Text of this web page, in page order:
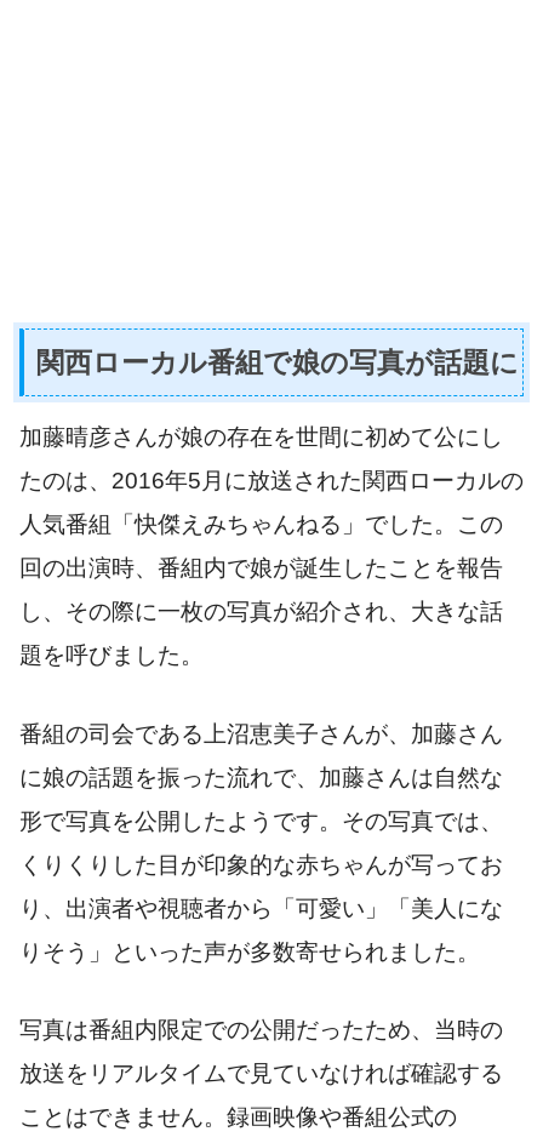
関西ローカル番組で娘の写真が話題に
加藤晴彦さんが娘の存在を世間に初めて公にし
たのは、2016年5月に放送された関西ローカルの
人気番組「快傑えみちゃんねる」でした。この
回の出演時、番組内で娘が誕生したことを報告
し、その際に一枚の写真が紹介され、大きな話
題を呼びました。
番組の司会である上沼恵美子さんが、加藤さん
に娘の話題を振った流れで、加藤さんは自然な
形で写真を公開したようです。その写真では、
くりくりした目が印象的な赤ちゃんが写ってお
り、出演者や視聴者から「可愛い」「美人にな
りそう」といった声が多数寄せられました。
写真は番組内限定での公開だったため、当時の
放送をリアルタイムで見ていなければ確認する
ことはできません。録画映像や番組公式の